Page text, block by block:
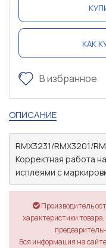
КАК
В избранное
ОПИСАНИЕ
RMX3231/RMX3201/
Корректная работа
исплеями с
Производитель
характеристики
Вся информация на